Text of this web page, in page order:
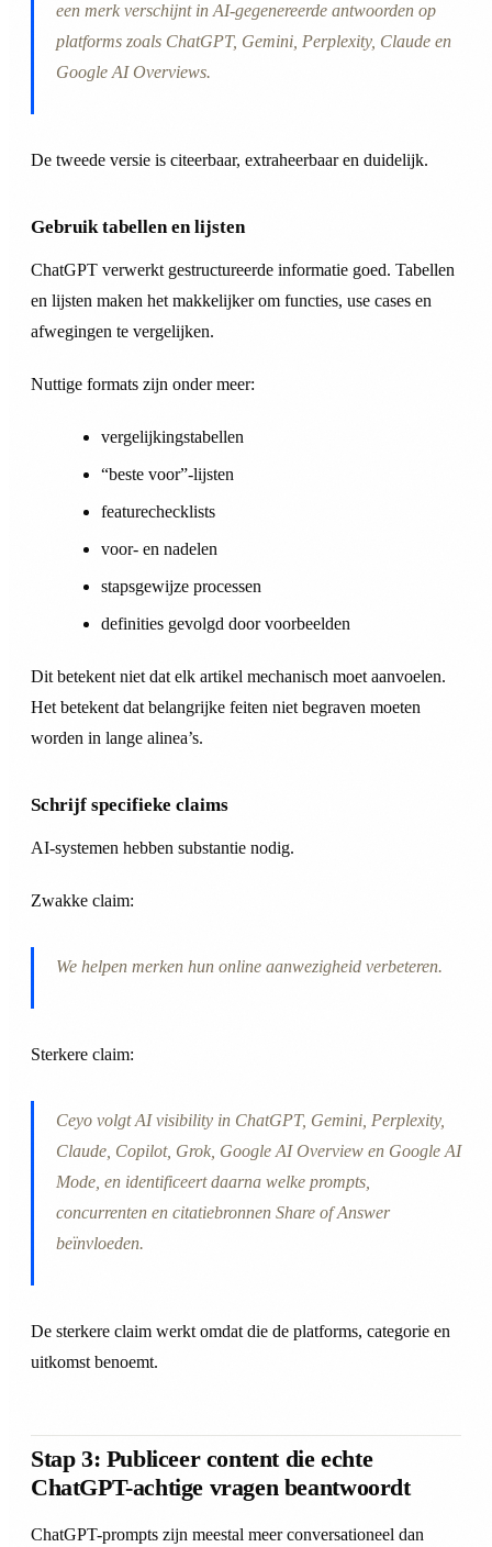
een merk verschijnt in AI-gegenereerde antwoorden op
platforms zoals ChatGPT, Gemini, Perplexity, Claude en
Google AI Overviews.
De tweede versie is citeerbaar, extraheerbaar en duidelijk.
Gebruik tabellen en lijsten
ChatGPT verwerkt gestructureerde informatie goed. Tabellen
en lijsten maken het makkelijker om functies, use cases en
afwegingen te vergelijken.
Nuttige formats zijn onder meer:
vergelijkingstabellen
“beste voor”-lijsten
featurechecklists
voor- en nadelen
stapsgewijze processen
definities gevolgd door voorbeelden
Dit betekent niet dat elk artikel mechanisch moet aanvoelen.
Het betekent dat belangrijke feiten niet begraven moeten
worden in lange alinea’s.
Schrijf specifieke claims
AI-systemen hebben substantie nodig.
Zwakke claim:
We helpen merken hun online aanwezigheid verbeteren.
Sterkere claim:
Ceyo volgt AI visibility in ChatGPT, Gemini, Perplexity,
Claude, Copilot, Grok, Google AI Overview en Google AI
Mode, en identificeert daarna welke prompts,
concurrenten en citatiebronnen Share of Answer
beïnvloeden.
De sterkere claim werkt omdat die de platforms, categorie en
uitkomst benoemt.
Stap 3: Publiceer content die echte
ChatGPT-achtige vragen beantwoordt
ChatGPT-prompts zijn meestal meer conversationeel dan